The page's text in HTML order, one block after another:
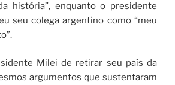
história”, enquanto o presidente
seu colega argentino como “meu
Milei de retirar seu país da
argumentos que sustentaram